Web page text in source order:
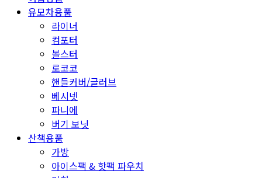
유모차용품
라이너
컴포터
볼스터
로코코
핸들커버/글러브
베시넷
파니에
버기 보닛
산책용품
가방
아이스팩 & 핫팩 파우치